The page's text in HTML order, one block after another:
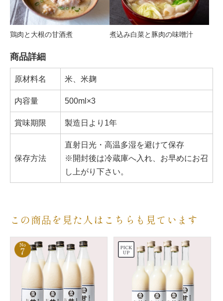
鶏肉と大根の甘酒煮 煮込み白菜と豚肉の味噌汁
商品詳細
原材料名 米、米麹
内容量 500ml×3
賞味期限 製造日より1年
保存方法
直射日光・高温多湿を避けて保存
※開封後は冷蔵庫へ入れ、お早めにお召
し上がり下さい。
この商品を見た人はこちらも見ています